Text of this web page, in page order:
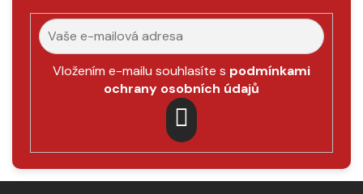
Vložením e-mailu souhlasíte s podmínkami
ochrany osobních údajů
PŘIHLÁSIT
SE